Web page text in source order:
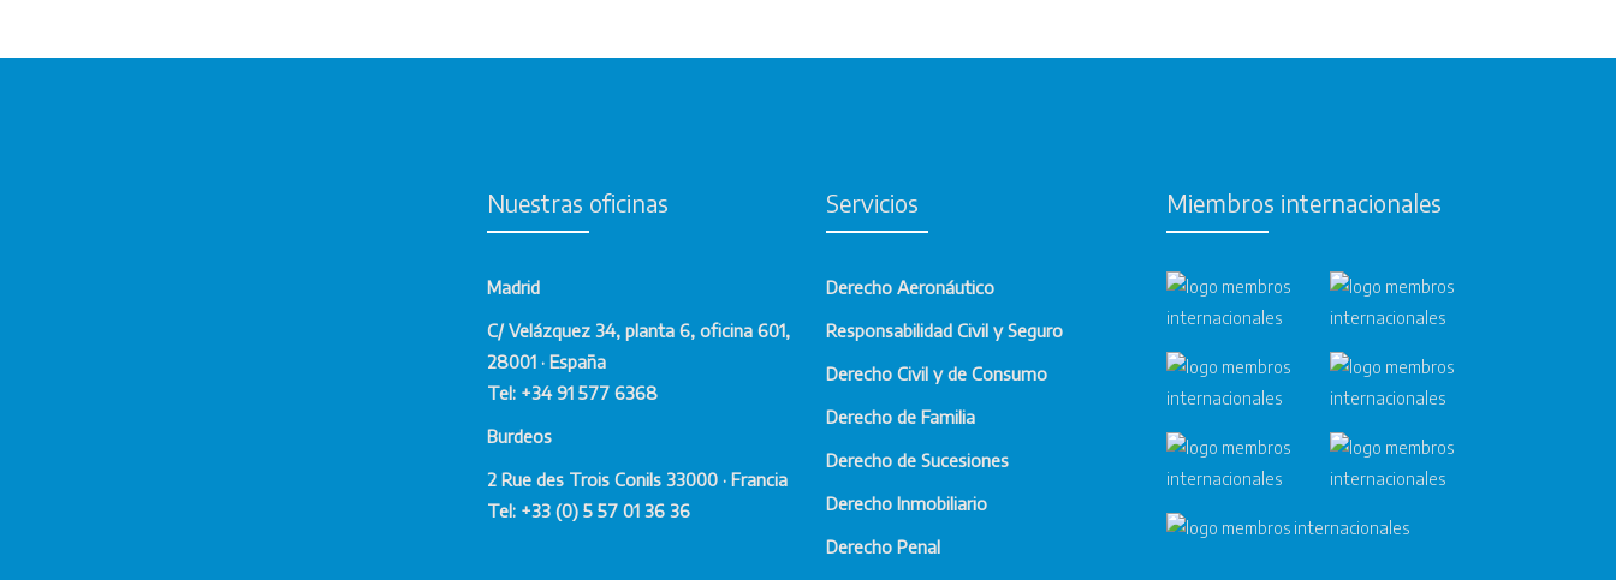
Nuestras oficinas
Madrid
C/ Velázquez 34, planta 6, oficina 601,
28001 · España
Tel: +34 91 577 6368
Burdeos
2 Rue des Trois Conils 33000 · Francia
Tel: +33 (0) 5 57 01 36 36
Servicios
Derecho Aeronáutico
Responsabilidad Civil y Seguro
Derecho Civil y de Consumo
Derecho de Familia
Derecho de Sucesiones
Derecho Inmobiliario
Derecho Penal
Miembros internacionales